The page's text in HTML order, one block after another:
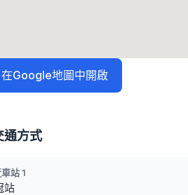
在Google地圖中開啟
通方式
站 1
站